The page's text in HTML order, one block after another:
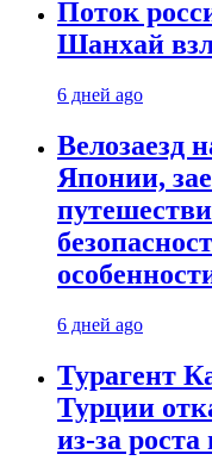
Поток
Шанхай
6 дней ago
Велозаезд
Японии,
6 дней ago
Турагент
Турции
из-за